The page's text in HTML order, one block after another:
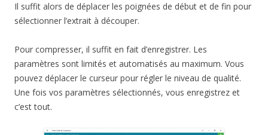
Il suffit alors de déplacer les poignées de début et de fin pour
sélectionner l’extrait à découper.
Pour compresser, il suffit en fait d’enregistrer. Les
paramètres sont limités et automatisés au maximum. Vous
pouvez déplacer le curseur pour régler le niveau de qualité.
Une fois vos paramètres sélectionnés, vous enregistrez et
c’est tout.